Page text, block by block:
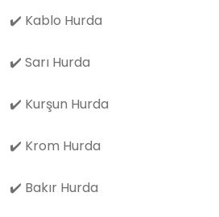
✔️ Kablo Hurda
✔️ Sarı Hurda
✔️ Kurşun Hurda
✔️ Krom Hurda
✔️ Bakır Hurda